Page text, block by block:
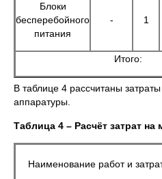
Блоки
бесперебойного
питания
- 1
Итого:
В таблице 4 рассчитаны
аппаратуры.
Таблица 4 – Расчёт затрат
Наименование работ и